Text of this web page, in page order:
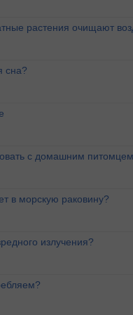
растения очищают
сна?
с домашним питомцем
в морскую раковину?
излучения?